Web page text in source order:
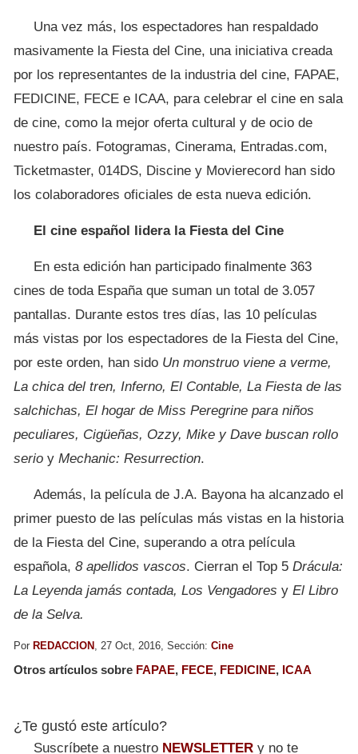
Una vez más, los espectadores han respaldado
masivamente la Fiesta del Cine, una iniciativa creada
por los representantes de la industria del cine, FAPAE,
FEDICINE, FECE e ICAA, para celebrar el cine en sala
de cine, como la mejor oferta cultural y de ocio de
nuestro país. Fotogramas, Cinerama, Entradas.com,
Ticketmaster, 014DS, Discine y Movierecord han sido
los colaboradores oficiales de esta nueva edición.
El cine español lidera la Fiesta del Cine
En esta edición han participado finalmente 363
cines de toda España que suman un total de 3.057
pantallas. Durante estos tres días, las 10 películas
más vistas por los espectadores de la Fiesta del Cine,
por este orden, han sido Un monstruo viene a verme,
La chica del tren, Inferno, El Contable, La Fiesta de las
salchichas, El hogar de Miss Peregrine para niños
peculiares, Cigüeñas, Ozzy, Mike y Dave buscan rollo
serio y Mechanic: Resurrection.
Además, la película de J.A. Bayona ha alcanzado el
primer puesto de las películas más vistas en la historia
de la Fiesta del Cine, superando a otra película
española, 8 apellidos vascos. Cierran el Top 5 Drácula:
La Leyenda jamás contada, Los Vengadores y El Libro
de la Selva.
Por REDACCION , 27 Oct, 2016, Sección: Cine
Otros artículos sobre FAPAE, FECE, FEDICINE, ICAA
¿Te gustó este artículo?
Suscríbete a nuestro NEWSLETTER y no te